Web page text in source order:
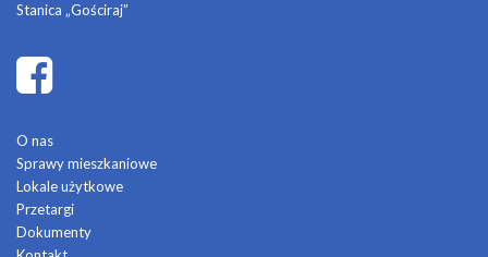
Stanica „Gościraj”
O nas
Sprawy mieszkaniowe
Lokale użytkowe
Przetargi
Dokumenty